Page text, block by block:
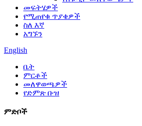
መፍትሄዎች
የሚጠየቁ ጥያቄዎች
ስለ እኛ
አግኙን
English
ቤት
ምርቶች
መለዋወጫዎች
የድምጽ ቡዝ
ምድቦች